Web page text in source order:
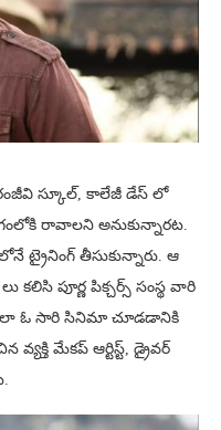
స్కూల్, కాలేజీ డేస్ లో
రావాలని అనుకున్నారట.
ట్రైనింగ్ తీసుకున్నారు. ఆ
పూర్ణ పిక్చర్స్ సంస్థ వారి
ఓ సారి సినిమా చూడడానికి
మేకప్ ఆర్టిస్ట్, డ్రైవర్